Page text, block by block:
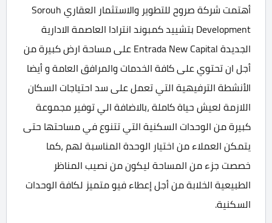
أهتمت شركة صروح للتطوير والاستثمار العقاري Sorouh
Development بتشييد كمبوند انترادا العاصمة الادارية
الجديدة Entrada New Capital على مساحة ارض كبيرة من
أجل ان تحتوي على كافة الخدمات والمرافق العامة و أيضا
الأنشطة الترفيهية التي تعمل على سد احتياجات السكان
اللازمة لعيش حياة كاملة ،بالاضافة الي توفير مجموعة
كبيرة من الوحدات السكنية التي تتنوع في مساحتها حتى
يتمكن العملاء من اختيار الوحدة المناسبة لهم ،كما
خصصت جزء من المساحة ليكون من نصيب المناظر
الطبيعية الخلابة من أجل إعطاء فيو متميز لكافة الوحدات
السكنية.